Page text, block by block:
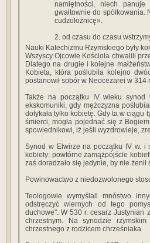
namiętności, niech
gwałtownie do
cudzołożnicę».
2. od czasu do czasu
Nauki Katechizmu Rzymskiego były
Wszyscy Ojcowie Kościoła chwalili
Dlatego na drugie i kolejne
Kobieta, która poślubiła kolejno
postanowił sobór w Neocezarei w 314
Także na początku IV wieku synod
ekskomuniki, gdy mężczyzna
dotykała tylko kobietę. Gdy ta w ciągu
śmierci, mogła pojednać się z
spowiednikowi, iż jeśli wyzdrowieje,
Synod w Elwirze na początku IV w. i
kobiety: powtórne zamążpójście
zaś doradzało się jedynie, by nie
Powinowactwo z niedozwolonego
Teologowie wymyślali mnóstwo
odstręczyć wiernych od tego
duchowe". W 530 r. cesarz Justynian
chrzestnym. Na synodzie
chrzestnego z rodzicem chrześniaka.